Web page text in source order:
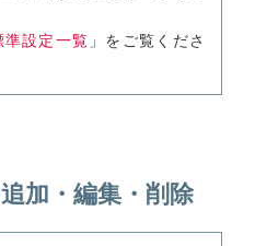
準設定一覧 」をご覧くださ
加・編集・削除